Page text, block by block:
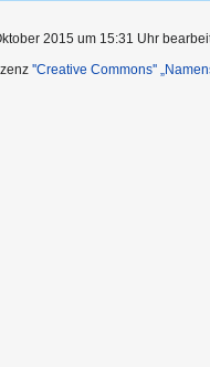
2015 um 15:31 Uhr
''Creative Commons''